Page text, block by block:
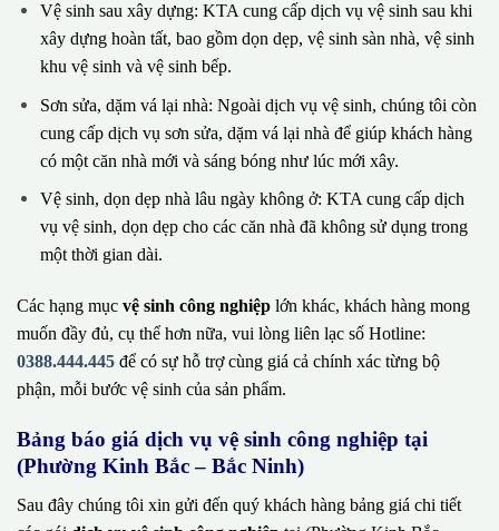
Vệ sinh sau xây dựng: KTA cung cấp dịch vụ vệ sinh sau khi
xây dựng hoàn tất, bao gồm dọn dẹp, vệ sinh sàn nhà, vệ sinh
khu vệ sinh và vệ sinh bếp.
Sơn sửa, dặm vá lại nhà: Ngoài dịch vụ vệ sinh, chúng tôi còn
cung cấp dịch vụ sơn sửa, dặm vá lại nhà để giúp khách hàng
có một căn nhà mới và sáng bóng như lúc mới xây.
Vệ sinh, dọn dẹp nhà lâu ngày không ở: KTA cung cấp dịch
vụ vệ sinh, dọn dẹp cho các căn nhà đã không sử dụng trong
một thời gian dài.
Các hạng mục vệ sinh công nghiệp lớn khác, khách hàng mong
muốn đầy đủ, cụ thể hơn nữa, vui lòng liên lạc số Hotline:
0388.444.445 để có sự hỗ trợ cùng giá cả chính xác từng bộ
phận, mỗi bước vệ sinh của sản phẩm.
Bảng báo giá dịch vụ vệ sinh công nghiệp tại
(Phường Kinh Bắc – Bắc Ninh)
Sau đây chúng tôi xin gửi đến quý khách hàng bảng giá chi tiết